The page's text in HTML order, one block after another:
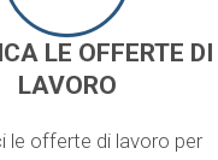
LE OFFERTE DI
LAVORO
le offerte di lavoro per